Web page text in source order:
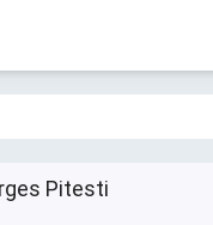
Pitesti